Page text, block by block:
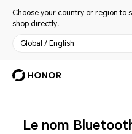
Choose your country or region to
shop directly.
Global / English
Le nom